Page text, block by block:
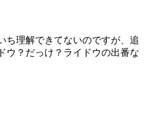
ち理解できてないのですが、追
ウ？だっけ？ライドウの出番な